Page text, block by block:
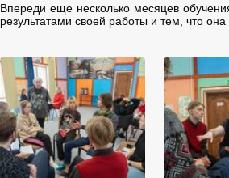
Впереди еще несколько месяцев
результатами своей работы и тем, что